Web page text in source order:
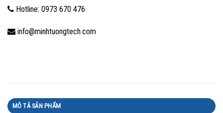
Hotline: 0973 670 476
info@minhtuongtech.com
MÔ TẢ SẢN PHẨM